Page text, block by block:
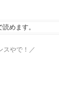
読めます。
スやで！／